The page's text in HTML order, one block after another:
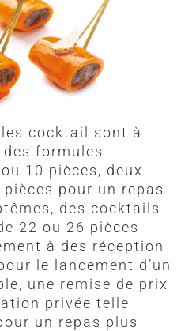
cocktail sont à
formules
10 pièces, deux
pour un repas
des cocktails
22 ou 26 pièces
à des réception
le lancement d’un
une remise de prix
privée telle
un repas plus